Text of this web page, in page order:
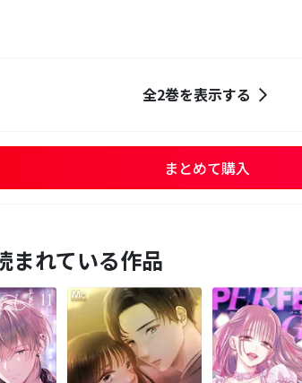
全2巻を表示する
まとめて購入
まれている作品